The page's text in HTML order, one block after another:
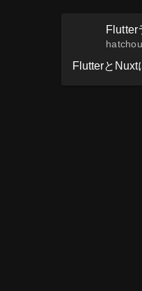
Flutter
Flutterと